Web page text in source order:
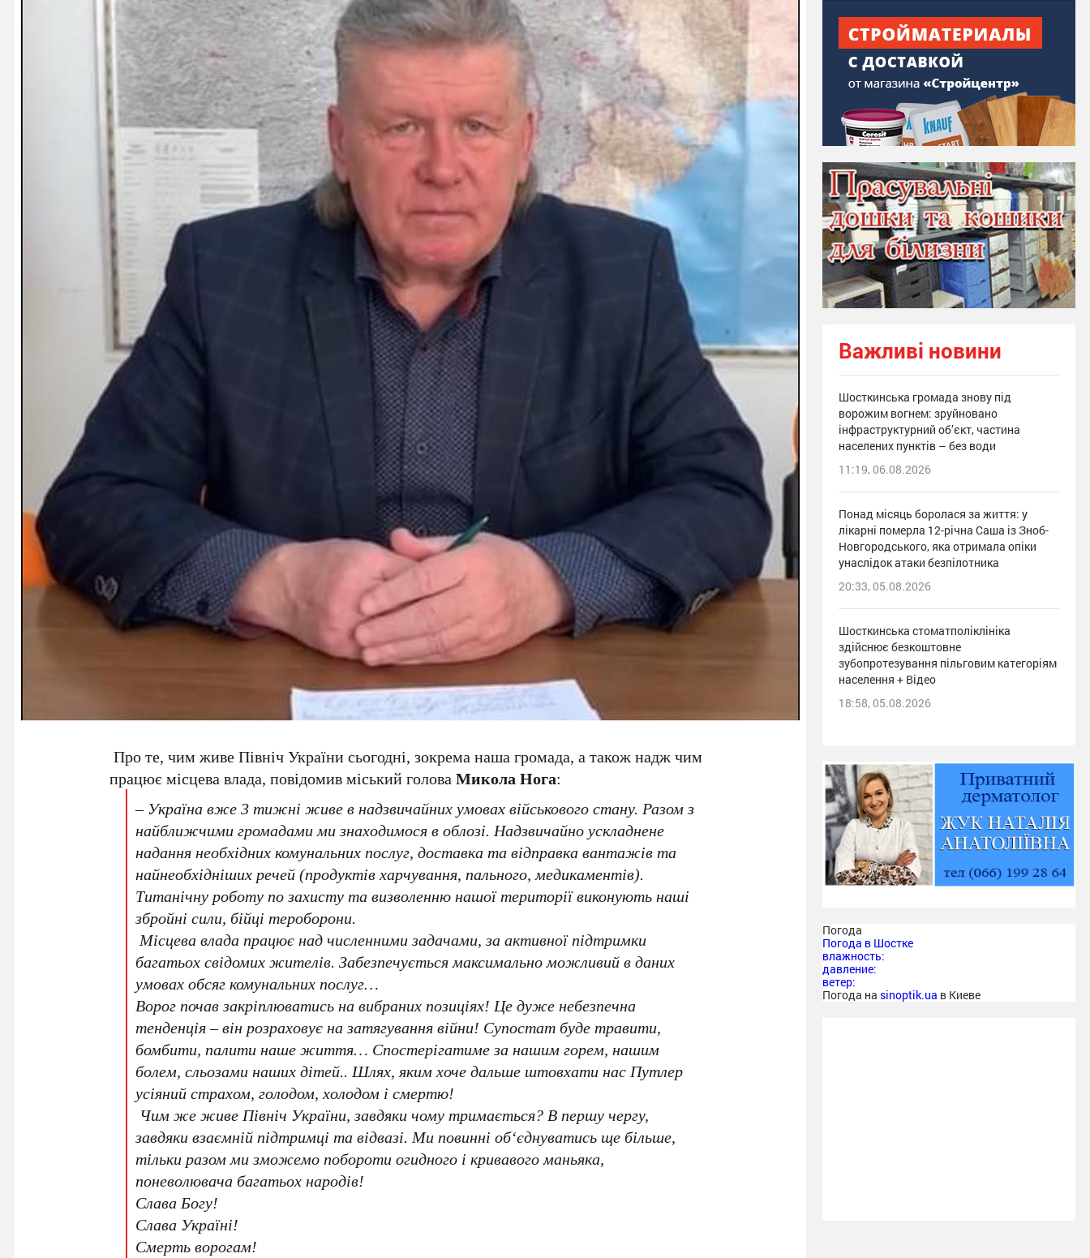
Про те, чим живе Північ України сьогодні, зокрема наша громада, а також надж чим
працює місцева влада, повідомив міський головаМикола Нога:
– Україна вже 3 тижні живе в надзвичайних умовах військового стану. Разом з
найближчими громадами ми знаходимося в облозі. Надзвичайно ускладнене
надання необхідних комунальних послуг, доставка та відправка вантажів та
найнеобхідніших речей (продуктів харчування, пального, медикаментів).
Титанічну роботу по захисту та визволенню нашої території виконують наші
збройні сили, бійці тероборони.
Місцева влада працює над численними задачами, за активної підтримки
багатьох свідомих жителів. Забезпечується максимально можливий в даних
умовах обсяг комунальних послуг…
Ворог почав закріплюватись на вибраних позиціях! Це дуже небезпечна
тенденція – він розраховує на затягування війни! Супостат буде травити,
бомбити, палити наше життя… Спостерігатиме за нашим горем, нашим
болем, сльозами наших дітей.. Шлях, яким хоче дальше штовхати нас Путлер
усіяний страхом, голодом, холодом і смертю!
Чим же живе Північ України, завдяки чому тримається? В першу чергу,
завдяки взаємній підтримці та відвазі. Ми повинні об‘єднуватись ще більше,
тільки разом ми зможемо побороти огидного і кривавого маньяка,
поневолювача багатьох народів!
Слава Богу!
Слава Україні!
Смерть ворогам!
Важливі новини
Шосткинська громада знову під
ворожим вогнем: зруйновано
інфраструктурний об’єкт, частина
населених пунктів – без води
11:19, 06.08.2026
Понад місяць боролася за життя: у
лікарні померла 12-річна Саша із Зноб-
Новгородського, яка отримала опіки
унаслідок атаки безпілотника
20:33, 05.08.2026
Шосткинська стоматполіклініка
здійснює безкоштовне
зубопротезування пільговим категоріям
населення + Відео
18:58, 05.08.2026
Погода
Погода в Шостке
влажность:
давление:
ветер:
Погода на sinoptik.ua в Киеве